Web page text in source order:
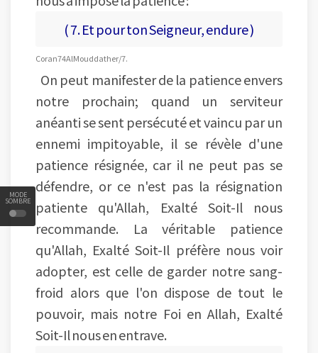
MODE
SOMBRE
( 7. Et pour ton Seigneur, endure )
Coran 74 Al Mouddather/7.
On peut manifester de la patience envers
notre prochain; quand un serviteur
anéanti se sent persécuté et vaincu par un
ennemi impitoyable, il se révèle d'une
patience résignée, car il ne peut pas se
défendre, or ce n'est pas la résignation
patiente qu'Allah, Exalté Soit-Il nous
recommande. La véritable patience
qu'Allah, Exalté Soit-Il préfère nous voir
adopter, est celle de garder notre sang-
froid alors que l'on dispose de tout le
pouvoir, mais notre Foi en Allah, Exalté
Soit-Il nous en entrave.